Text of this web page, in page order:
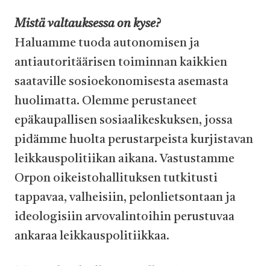
Mistä valtauksessa on kyse?
Haluamme tuoda autonomisen ja
antiautoritäärisen toiminnan kaikkien
saataville sosioekonomisesta asemasta
huolimatta. Olemme perustaneet
epäkaupallisen sosiaalikeskuksen, jossa
pidämme huolta perustarpeista kurjistavan
leikkauspolitiikan aikana. Vastustamme
Orpon oikeistohallituksen tutkitusti
tappavaa, valheisiin, pelonlietsontaan ja
ideologisiin arvovalintoihin perustuvaa
ankaraa leikkauspolitiikkaa.